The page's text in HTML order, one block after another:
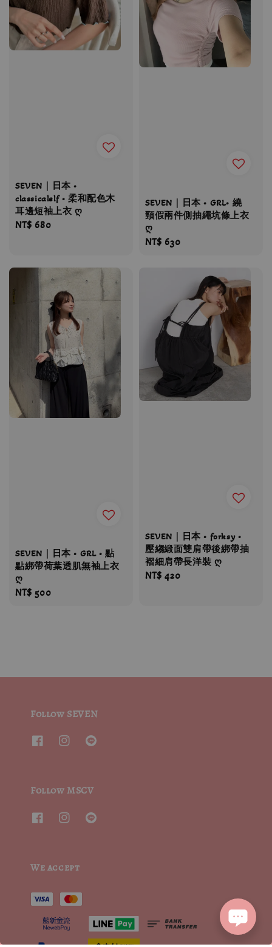
SEVEN｜日本 •
classicalelf • 柔和配色木
耳邊短袖上衣 ღ
Regular
NT$ 680
SEVEN｜日本 • GRL• 繞
頸假兩件側抽繩坑條上衣
ღ
Regular
NT$ 630
SEVEN｜日本 • GRL • 點
點綁帶荷葉透肌無袖上衣
ღ
Regular
NT$ 500
SEVEN｜日本 • forksy •
壓縐緞面雙肩帶後綁帶抽
褶細肩帶長洋裝 ღ
Regular
NT$ 420
Follow SEVEN
Follow MSCV
We accept